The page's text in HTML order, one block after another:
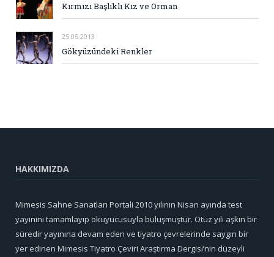
Kırmızı Başlıklı Kız ve Orman
25.05.2013
Gökyüzündeki Renkler
HAKKIMIZDA
Mimesis Sahne Sanatları Portali 2010 yılının Nisan ayında test
yayınını tamamlayıp okuyucusuyla buluşmuştur. Otuz yılı aşkın bir
süredir yayınına devam eden ve tiyatro çevrelerinde saygın bir
yer edinen Mimesis Tiyatro Çeviri Araştırma Dergisi’nin düzeyli